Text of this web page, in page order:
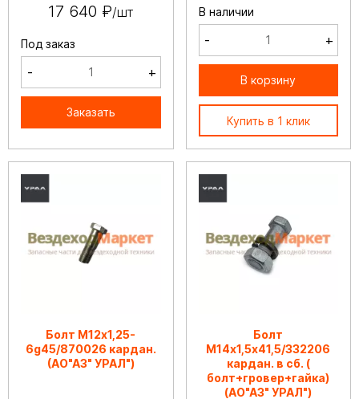
17 640 ₽/шт
Под заказ
- +
Заказать
В наличии
- +
В корзину
Купить в 1 клик
Болт М12х1,25-
6g45/870026 кардан.
(АО"АЗ" УРАЛ")
Болт
М14х1,5х41,5/332206
кардан. в сб. (
болт+гровер+гайка)
(АО"АЗ" УРАЛ")